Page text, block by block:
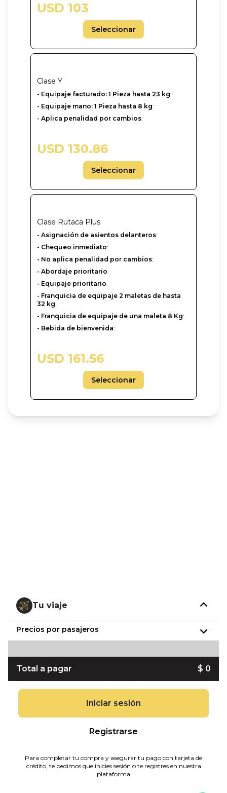
USD 103
Seleccionar
Clase Y
-‎ Equipaje facturado: 1 Pieza hasta 23 kg:
- Equipaje mano: 1 Pieza hasta 8 kg:
- Aplica penalidad por cambios:
USD 130.86
Seleccionar
Clase Rutaca Plus
- Asignación de asientos delanteros:
- Chequeo inmediato:
- No aplica penalidad por cambios:
- Abordaje prioritario:
- Equipaje prioritario:
- Franquicia de equipaje 2 maletas de hasta
32 kg:
- Franquicia de equipaje de una maleta 8 Kg:
- Bebida de bienvenida:
USD 161.56
Seleccionar
Tu viaje
Precios por pasajeros
Total a pagar $ 0
Iniciar sesión
Registrarse
Para completar tu compra y asegurar tu pago con tarjeta de
crédito, te pedimos que inicies sesión o te registres en nuestra
plataforma